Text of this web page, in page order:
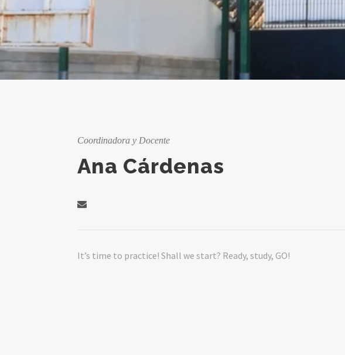
Coordinadora y Docente
Ana Cárdenas
It’s time to practice! Shall we start? Ready, study, GO!